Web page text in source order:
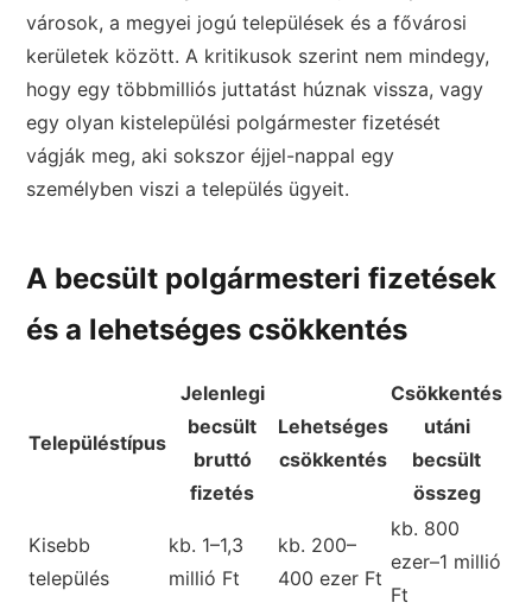
városok, a megyei jogú települések és a fővárosi
kerületek között. A kritikusok szerint nem mindegy,
hogy egy többmilliós juttatást húznak vissza, vagy
egy olyan kistelepülési polgármester fizetését
vágják meg, aki sokszor éjjel-nappal egy
személyben viszi a település ügyeit.
A becsült polgármesteri fizetések
és a lehetséges csökkentés
Településtípus
Jelenlegi
becsült
bruttó
fizetés
Lehetséges
csökkentés
Csökkentés
utáni
becsült
összeg
Kisebb
település
kb. 1–1,3
millió Ft
kb. 200–
400 ezer Ft
kb. 800
ezer–1 millió
Ft